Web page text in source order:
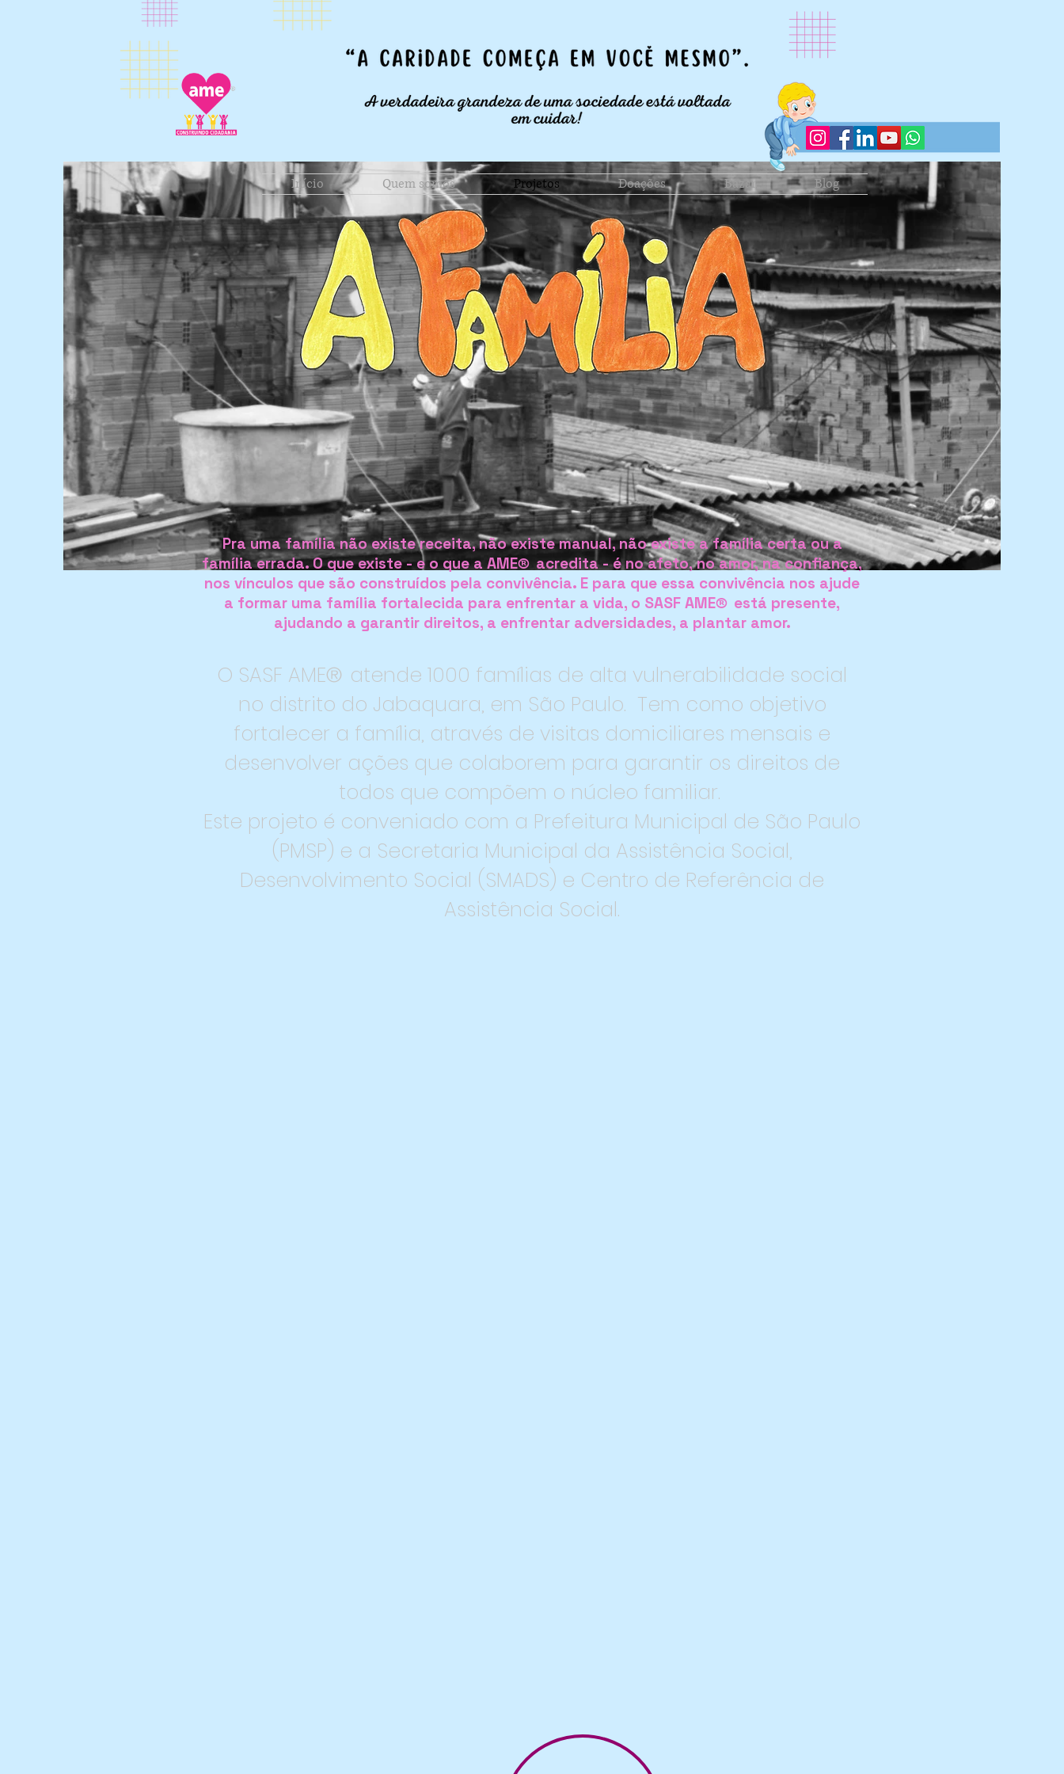
Início Quem somos Projetos Doações Bazar Blog
Pra uma família não existe receita, não existe manual, não existe a família certa ou a
família errada. O que existe - e o que a AME®acredita - é no afeto, no amor, na confiança,
nos vínculos que são construídos pela convivência. E para que essa convivência nos ajude
a formar uma família fortalecida para enfrentar a vida, o SASF AME® está presente,
ajudando a garantir direitos, a enfrentar adversidades, a plantar amor.
O SASF AME® atende 1000 famílias de alta vulnerabilidade social
no distrito do Jabaquara, em São Paulo. Tem como objetivo
fortalecer a família, através de visitas domiciliares mensais e
desenvolver ações que colaborem para garantir os direitos de
todos que compõem o núcleo familiar.
Este projeto é conveniado com a Prefeitura Municipal de São Paulo
(PMSP) e a Secretaria Municipal da Assistência Social,
Desenvolvimento Social (SMADS) e Centro de Referência de
Assistência Social.